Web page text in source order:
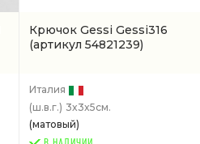
Крючок Gessi Gessi316
(артикул 54821239)
Италия
(ш.в.г.) 3x3x5см.
(матовый)